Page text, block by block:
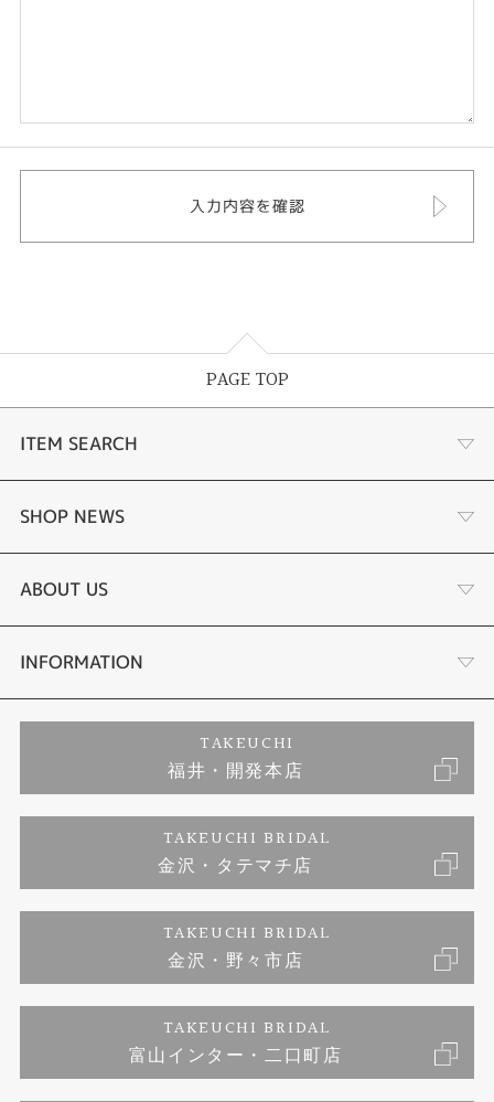
PAGE TOP
ITEM SEARCH
婚約指輪
結婚指輪
セットリング
エタニティリング
婚約ネックレス
SHOP NEWS
サプライズプロポーズ相談室
ダイヤモンドカッターブランド
アフターメンテナンス
富山指輪工房｜手作りペアリング
富山指輪工房｜手作り結婚指輪 and 婚約指輪
富山指輪工房｜手作り婚約指輪プロポーズプラン
ABOUT US
店舗情報
お問い合わせ
INFORMATION
プライバシーポリシー
TAKEUCHI
福井・開発本店
TAKEUCHI BRIDAL
金沢・タテマチ店
TAKEUCHI BRIDAL
金沢・野々市店
TAKEUCHI BRIDAL
富山インター・二口町店